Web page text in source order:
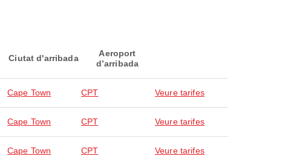
Ciutat d'arribada
Aeroport
d’arribada
Cape Town CPT Veure tarifes
Cape Town CPT Veure tarifes
Cape Town CPT Veure tarifes